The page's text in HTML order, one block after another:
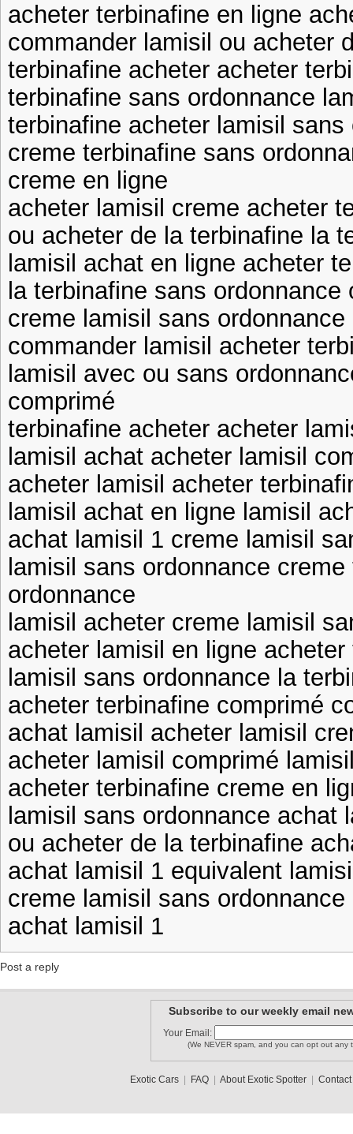
acheter terbinafine en ligne
commander lamisil ou acheter
terbinafine acheter acheter
terbinafine sans ordonnance
terbinafine acheter lamisil sans
creme terbinafine sans
creme en ligne
acheter lamisil creme acheter
ou acheter de la terbinafine la
lamisil achat en ligne acheter
la terbinafine sans
creme lamisil sans
commander lamisil acheter
lamisil avec ou sans
comprimé
terbinafine acheter acheter
lamisil achat acheter lamisil
acheter lamisil acheter
lamisil achat en ligne lamisil
achat lamisil 1 creme lamisil
lamisil sans ordonnance
ordonnance
lamisil acheter creme lamisil
acheter lamisil en ligne
lamisil sans ordonnance la
acheter terbinafine comprimé
achat lamisil acheter lamisil
acheter lamisil comprimé
acheter terbinafine creme en
lamisil sans ordonnance achat
ou acheter de la terbinafine
achat lamisil 1 equivalent
creme lamisil sans
achat lamisil 1
Post a reply
Subscribe to our weekly email
Your Email:
(We NEVER spam, and you can opt out any
Exotic Cars| FAQ| About Exotic Spotter| Contact